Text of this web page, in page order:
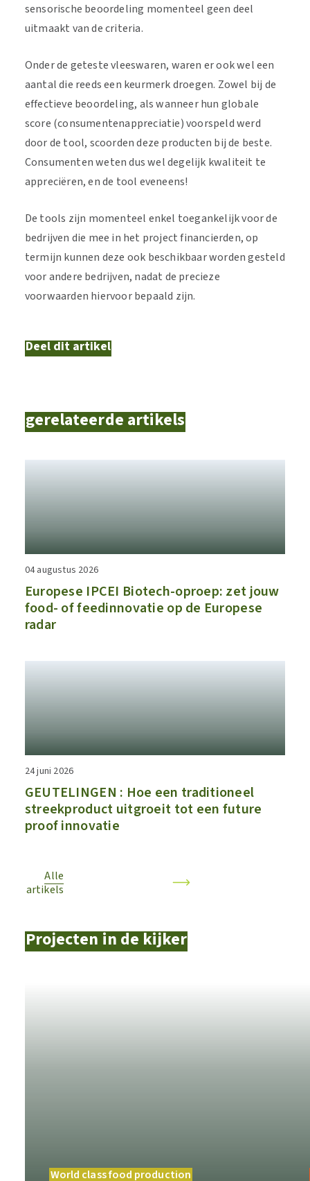
sensorische beoordeling momenteel geen deel
uitmaakt van de criteria.
Onder de geteste vleeswaren, waren er ook wel een
aantal die reeds een keurmerk droegen. Zowel bij de
effectieve beoordeling, als wanneer hun globale
score (consumentenappreciatie) voorspeld werd
door de tool, scoorden deze producten bij de beste.
Consumenten weten dus wel degelijk kwaliteit te
appreciëren, en de tool eveneens!
De tools zijn momenteel enkel toegankelijk voor de
bedrijven die mee in het project financierden, op
termijn kunnen deze ook beschikbaar worden gesteld
voor andere bedrijven, nadat de precieze
voorwaarden hiervoor bepaald zijn.
Deel dit artikel
gerelateerde artikels
04 augustus 2026
​​Europese IPCEI Biotech-oproep: zet jouw
food- of feedinnovatie op de Europese
radar​
24 juni 2026
GEUTELINGEN : Hoe een traditioneel
streekproduct uitgroeit tot een future
proof innovatie
Alle
artikels
Projecten in de kijker
World class food production